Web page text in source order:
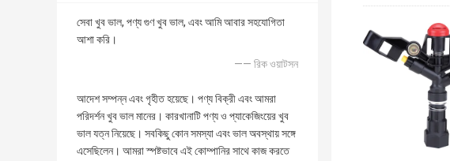
সেবা খুব ভাল, পণ্য গুণ খুব ভাল, এবং আমি আবার সহযোগিতা
আশা করি।
—— রিক ওয়াটসন
আদেশ সম্পন্ন এবং গৃহীত হয়েছে। পণ্য বিক্রী এবং আমরা
পরিদর্শন খুব ভাল মানের। কারখানাটি পণ্য ও প্যাকেজিংয়ের খুব
ভাল যত্ন নিয়েছে। সবকিছু কোন সমস্যা এবং ভাল অবস্থায় সঙ্গে
এসেছিলেন। আমরা স্পষ্টভাবে এই কোম্পানির সাথে কাজ করতে